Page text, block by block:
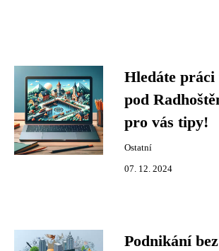
Hledáte práci
pod
pro vás tipy!
Ostatní
07. 12. 2024
Podnikání bez